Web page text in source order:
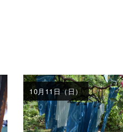
10月11日（日）